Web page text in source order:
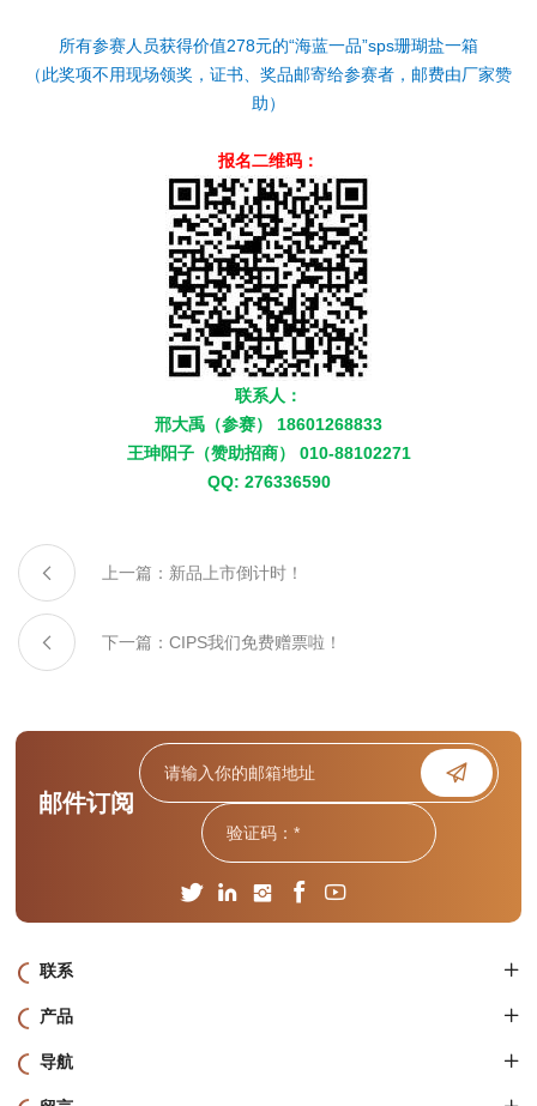
所有参赛人员获得价值278元的“海蓝一品”sps珊瑚盐一箱
（此奖项不用现场领奖，证书、奖品邮寄给参赛者，邮费由厂家赞
助）
报名二维码：
联系人：
邢大禹（参赛） 18601268833
王珅阳子（赞助招商） 010-88102271
QQ: 276336590
上一篇：新品上市倒计时！
下一篇：CIPS我们免费赠票啦！
邮件订阅
联系
产品
导航